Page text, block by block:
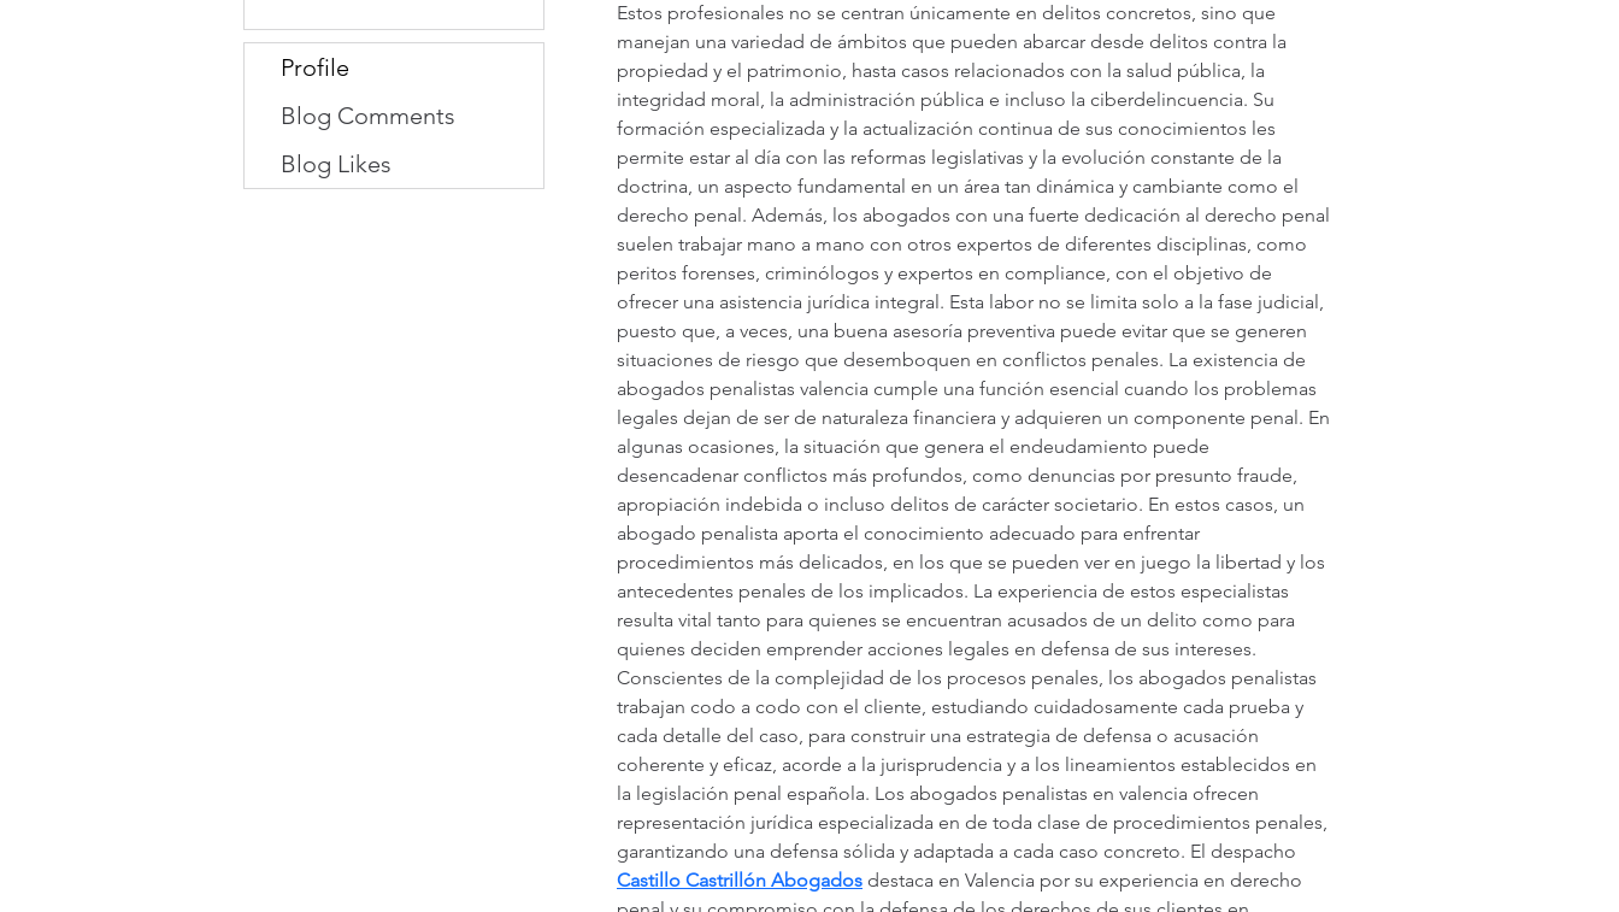
Estos profesionales no se centran únicamente en delitos concretos, sino que
manejan una variedad de ámbitos que pueden abarcar desde delitos contra la
propiedad y el patrimonio, hasta casos relacionados con la salud pública, la
integridad moral, la administración pública e incluso la ciberdelincuencia. Su
formación especializada y la actualización continua de sus conocimientos les
permite estar al día con las reformas legislativas y la evolución constante de la
doctrina, un aspecto fundamental en un área tan dinámica y cambiante como el
derecho penal. Además, los abogados con una fuerte dedicación al derecho penal
suelen trabajar mano a mano con otros expertos de diferentes disciplinas, como
peritos forenses, criminólogos y expertos en compliance, con el objetivo de
ofrecer una asistencia jurídica integral. Esta labor no se limita solo a la fase judicial,
puesto que, a veces, una buena asesoría preventiva puede evitar que se generen
situaciones de riesgo que desemboquen en conflictos penales. La existencia de
abogados penalistas valencia cumple una función esencial cuando los problemas
legales dejan de ser de naturaleza financiera y adquieren un componente penal. En
algunas ocasiones, la situación que genera el endeudamiento puede
desencadenar conflictos más profundos, como denuncias por presunto fraude,
apropiación indebida o incluso delitos de carácter societario. En estos casos, un
abogado penalista aporta el conocimiento adecuado para enfrentar
procedimientos más delicados, en los que se pueden ver en juego la libertad y los
antecedentes penales de los implicados. La experiencia de estos especialistas
resulta vital tanto para quienes se encuentran acusados de un delito como para
quienes deciden emprender acciones legales en defensa de sus intereses.
Conscientes de la complejidad de los procesos penales, los abogados penalistas
trabajan codo a codo con el cliente, estudiando cuidadosamente cada prueba y
cada detalle del caso, para construir una estrategia de defensa o acusación
coherente y eficaz, acorde a la jurisprudencia y a los lineamientos establecidos en
la legislación penal española. Los abogados penalistas en valencia ofrecen
representación jurídica especializada en de toda clase de procedimientos penales,
garantizando una defensa sólida y adaptada a cada caso concreto. El despacho
Castillo Castrillón Abogados destaca en Valencia por su experiencia en derecho
Profile
Blog Comments
Blog Likes